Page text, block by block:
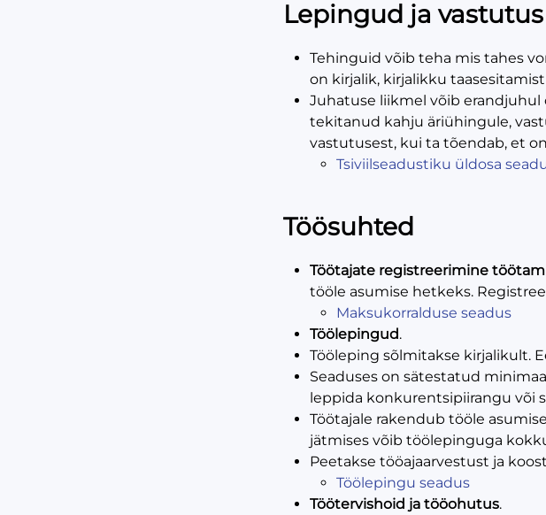
Lepingud ja vastutus
Tehinguid võib teha mis tahes
on kirjalik, kirjalikku
Juhatuse liikmel võib
tekitanud kahju äriühingule,
vastutusest, kui ta tõendab, et
Tsiviilseadustiku üldosa
Töösuhted
Töötajate registreerimine
tööle asumise hetkeks.
Maksukorralduse seadus
Töölepingud.
Tööleping sõlmitakse kirjalikult.
Seaduses on sätestatud
leppida konkurentsipiirangu või
Töötajale rakendub tööle
jätmises võib töölepinguga
Peetakse tööajaarvestust ja
Töölepingu seadus
Töötervishoid ja tööohutus.